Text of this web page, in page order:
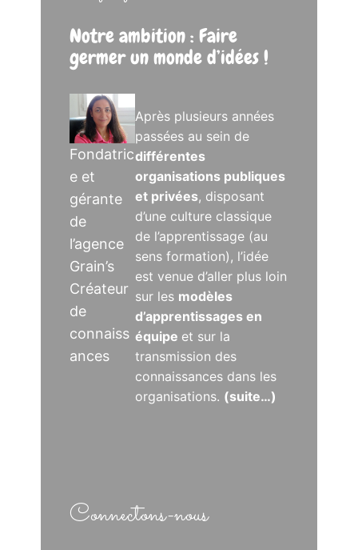
Notre ambition : Faire
germer un monde d’idées !
Fondatric
e et
gérante
de
l’agence
Grain’s
Créateur
de
connaiss
ances
Après plusieurs années
passées au sein de
différentes
organisations publiques
et privées, disposant
d’une culture classique
de l’apprentissage (au
sens formation), l’idée
est venue d’aller plus loin
sur les modèles
d’apprentissages en
équipe et sur la
transmission des
connaissances dans les
organisations. (suite…)
Connectons-nous